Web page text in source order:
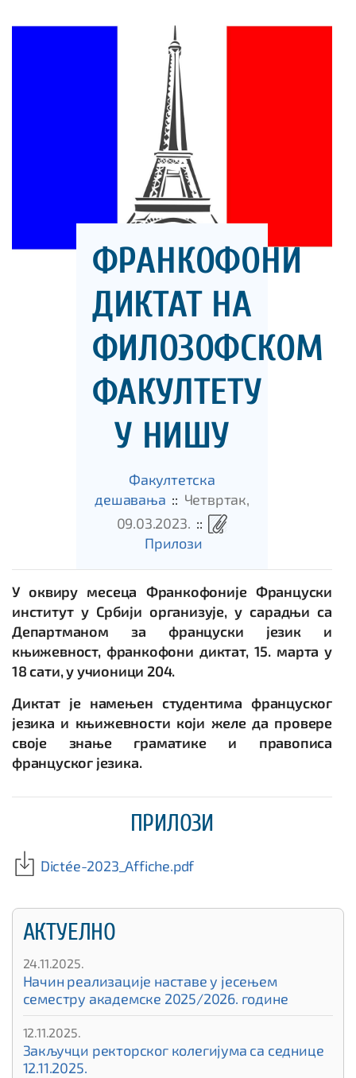
ФРАНКОФОНИ
ДИКТАТ НА
ФИЛОЗОФСКОМ
ФАКУЛТЕТУ
У НИШУ
Факултетска
дешавања :: Четвртак,
09.03.2023. ::
Прилози
У оквиру месеца Франкофоније Француски
институт у Србији организује, у сарадњи са
Департманом за француски језик и
књижевност, франкофони диктат, 15. марта у
18 сати, у учионици 204.
Диктат је намењен студентима француског
језика и књижевности који желе да провере
своје знање граматике и правописа
француског језика.
ПРИЛОЗИ
Dictée-2023_Affiche.pdf
АКТУЕЛНО
24.11.2025.
Начин реализације наставе у јесењем
семестру академске 2025/2026. године
12.11.2025.
Закључци ректорског колегијума са седнице
12.11.2025.